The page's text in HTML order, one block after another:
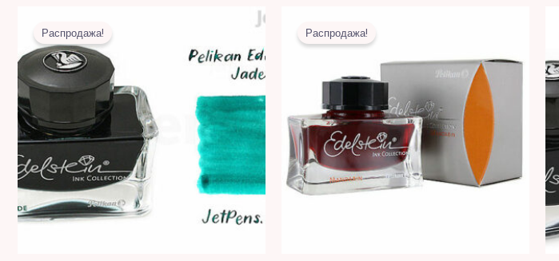
Распродажа!
цена
составляла
243,00 MDL.
Распродажа!
цена
составляла